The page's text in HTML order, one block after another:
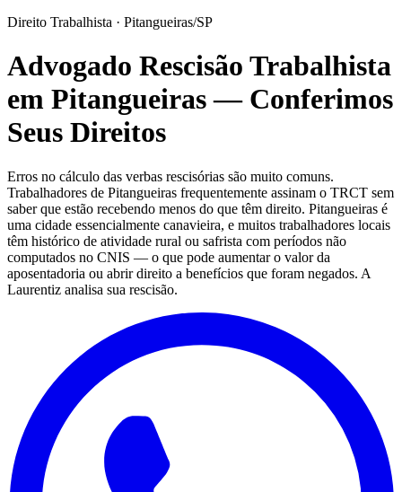
Direito Trabalhista · Pitangueiras/SP
Advogado Rescisão Trabalhista
em Pitangueiras — Conferimos
Seus Direitos
Erros no cálculo das verbas rescisórias são muito comuns.
Trabalhadores de Pitangueiras frequentemente assinam o TRCT sem
saber que estão recebendo menos do que têm direito. Pitangueiras é
uma cidade essencialmente canavieira, e muitos trabalhadores locais
têm histórico de atividade rural ou safrista com períodos não
computados no CNIS — o que pode aumentar o valor da
aposentadoria ou abrir direito a benefícios que foram negados. A
Laurentiz analisa sua rescisão.